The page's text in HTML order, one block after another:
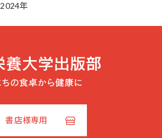
2024年
書店様専用